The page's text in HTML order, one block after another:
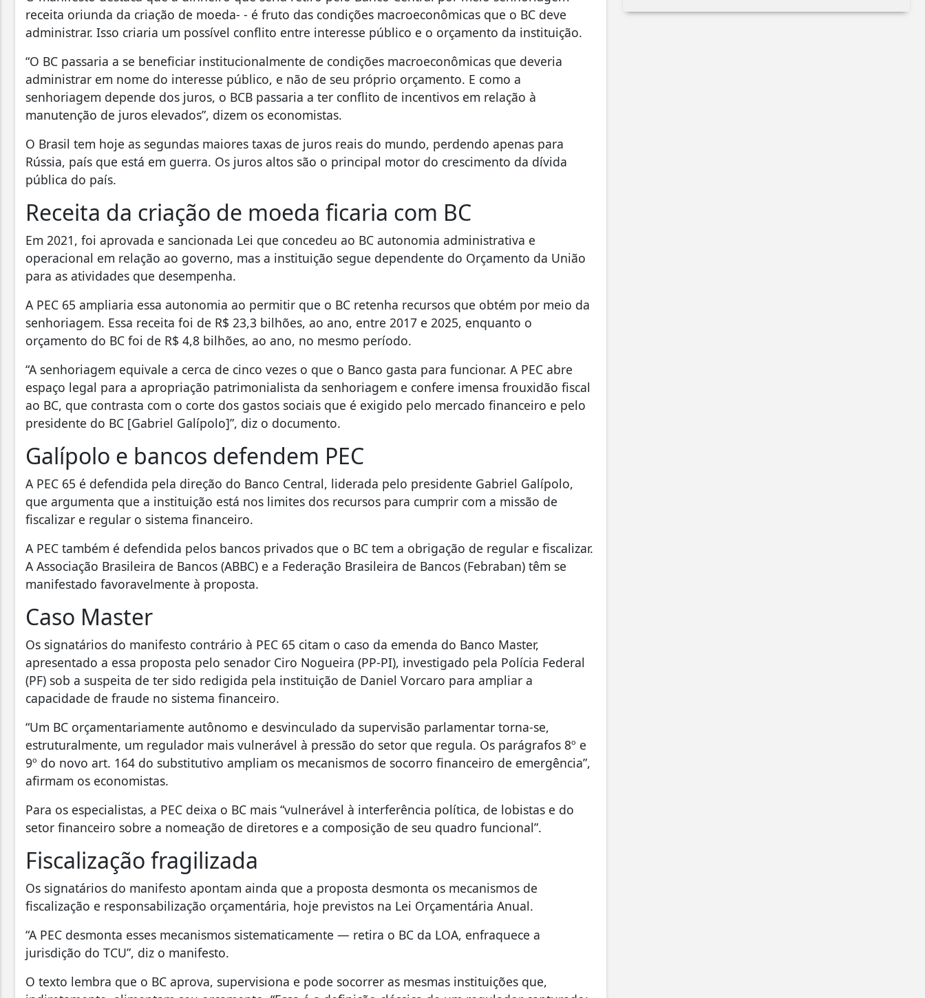
receita oriunda da criação de moeda- - é fruto das condições macroeconômicas que o BC deve
administrar. Isso criaria um possível conflito entre interesse público e o orçamento da instituição.
“O BC passaria a se beneficiar institucionalmente de condições macroeconômicas que deveria
administrar em nome do interesse público, e não de seu próprio orçamento. E como a
senhoriagem depende dos juros, o BCB passaria a ter conflito de incentivos em relação à
manutenção de juros elevados”, dizem os economistas.
O Brasil tem hoje as segundas maiores taxas de juros reais do mundo, perdendo apenas para
Rússia, país que está em guerra. Os juros altos são o principal motor do crescimento da dívida
pública do país.
Receita da criação de moeda ficaria com BC
Em 2021, foi aprovada e sancionada Lei que concedeu ao BC autonomia administrativa e
operacional em relação ao governo, mas a instituição segue dependente do Orçamento da União
para as atividades que desempenha.
A PEC 65 ampliaria essa autonomia ao permitir que o BC retenha recursos que obtém por meio da
senhoriagem. Essa receita foi de R$ 23,3 bilhões, ao ano, entre 2017 e 2025, enquanto o
orçamento do BC foi de R$ 4,8 bilhões, ao ano, no mesmo período.
“A senhoriagem equivale a cerca de cinco vezes o que o Banco gasta para funcionar. A PEC abre
espaço legal para a apropriação patrimonialista da senhoriagem e confere imensa frouxidão fiscal
ao BC, que contrasta com o corte dos gastos sociais que é exigido pelo mercado financeiro e pelo
presidente do BC [Gabriel Galípolo]”, diz o documento.
Galípolo e bancos defendem PEC
A PEC 65 é defendida pela direção do Banco Central, liderada pelo presidente Gabriel Galípolo,
que argumenta que a instituição está nos limites dos recursos para cumprir com a missão de
fiscalizar e regular o sistema financeiro.
A PEC também é defendida pelos bancos privados que o BC tem a obrigação de regular e fiscalizar.
A Associação Brasileira de Bancos (ABBC) e a Federação Brasileira de Bancos (Febraban) têm se
manifestado favoravelmente à proposta.
Caso Master
Os signatários do manifesto contrário à PEC 65 citam o caso da emenda do Banco Master,
apresentado a essa proposta pelo senador Ciro Nogueira (PP-PI), investigado pela Polícia Federal
(PF) sob a suspeita de ter sido redigida pela instituição de Daniel Vorcaro para ampliar a
capacidade de fraude no sistema financeiro.
“Um BC orçamentariamente autônomo e desvinculado da supervisão parlamentar torna-se,
estruturalmente, um regulador mais vulnerável à pressão do setor que regula. Os parágrafos 8º e
9º do novo art. 164 do substitutivo ampliam os mecanismos de socorro financeiro de emergência”,
afirmam os economistas.
Para os especialistas, a PEC deixa o BC mais “vulnerável à interferência política, de lobistas e do
setor financeiro sobre a nomeação de diretores e a composição de seu quadro funcional”.
Fiscalização fragilizada
Os signatários do manifesto apontam ainda que a proposta desmonta os mecanismos de
fiscalização e responsabilização orçamentária, hoje previstos na Lei Orçamentária Anual.
“A PEC desmonta esses mecanismos sistematicamente — retira o BC da LOA, enfraquece a
jurisdição do TCU”, diz o manifesto.
O texto lembra que o BC aprova, supervisiona e pode socorrer as mesmas instituições que,